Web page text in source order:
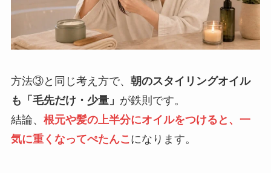
方法③と同じ考え方で、 朝のスタイリングオイル
も「毛先だけ・少量」 が鉄則です。
結論、 根元や髪の上半分にオイルをつけると、一
気に重くなってぺたんこ になります。